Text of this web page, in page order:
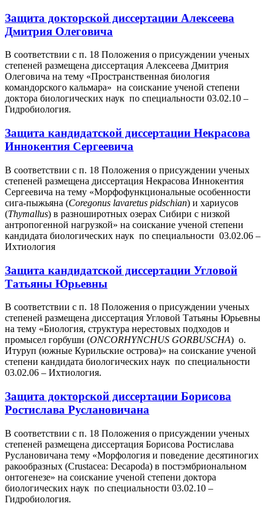
Защита докторской диссертации Алексеева
Дмитрия Олеговича
В соответствии с п. 18 Положения о присуждении ученых
степеней размещена диссертация Алексеева Дмитрия
Олеговича на тему «Пространственная биология
командорского кальмара» на соискание ученой степени
доктора биологических наук по специальности 03.02.10 –
Гидробиология.
Защита кандидатской диссертации Некрасова
Иннокентия Сергеевича
В соответствии с п. 18 Положения о присуждении ученых
степеней размещена диссертация Некрасова Иннокентия
Сергеевича на тему «Морфофункциональные особенности
сига-пыжьяна (Coregonus lavaretus pidschian) и хариусов
(Thymallus) в разноширотных озерах Сибири с низкой
антропогенной нагрузкой» на соискание ученой степени
кандидата биологических наук по специальности 03.02.06 –
Ихтиология
Защита кандидатской диссертации Угловой
Татьяны Юрьевны
В соответствии с п. 18 Положения о присуждении ученых
степеней размещена диссертация Угловой Татьяны Юрьевны
на тему «Биология, структура нерестовых подходов и
промысел горбуши (ONCORHYNCHUS GORBUSCHA) о.
Итуруп (южные Курильские острова)» на соискание ученой
степени кандидата биологических наук по специальности
03.02.06 – Ихтиология.
Защита докторской диссертации Борисова
Ростислава Руслановичана
В соответствии с п. 18 Положения о присуждении ученых
степеней размещена диссертация Борисова Ростислава
Руслановичана тему «Морфология и поведение десятиногих
ракообразных (Crustacea: Decapoda) в постэмбриональном
онтогенезе» на соискание ученой степени доктора
биологических наук по специальности 03.02.10 –
Гидробиология.